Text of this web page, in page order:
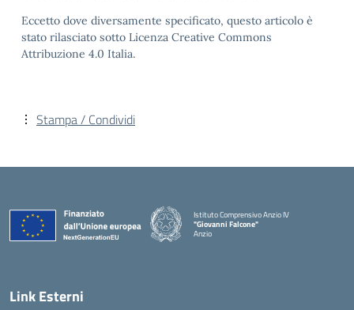
Eccetto dove diversamente specificato, questo articolo è
stato rilasciato sotto Licenza Creative Commons
Attribuzione 4.0 Italia.
Stampa / Condividi
Istituto Comprensivo Anzio IV
"Giovanni Falcone"
Anzio
Link Esterni